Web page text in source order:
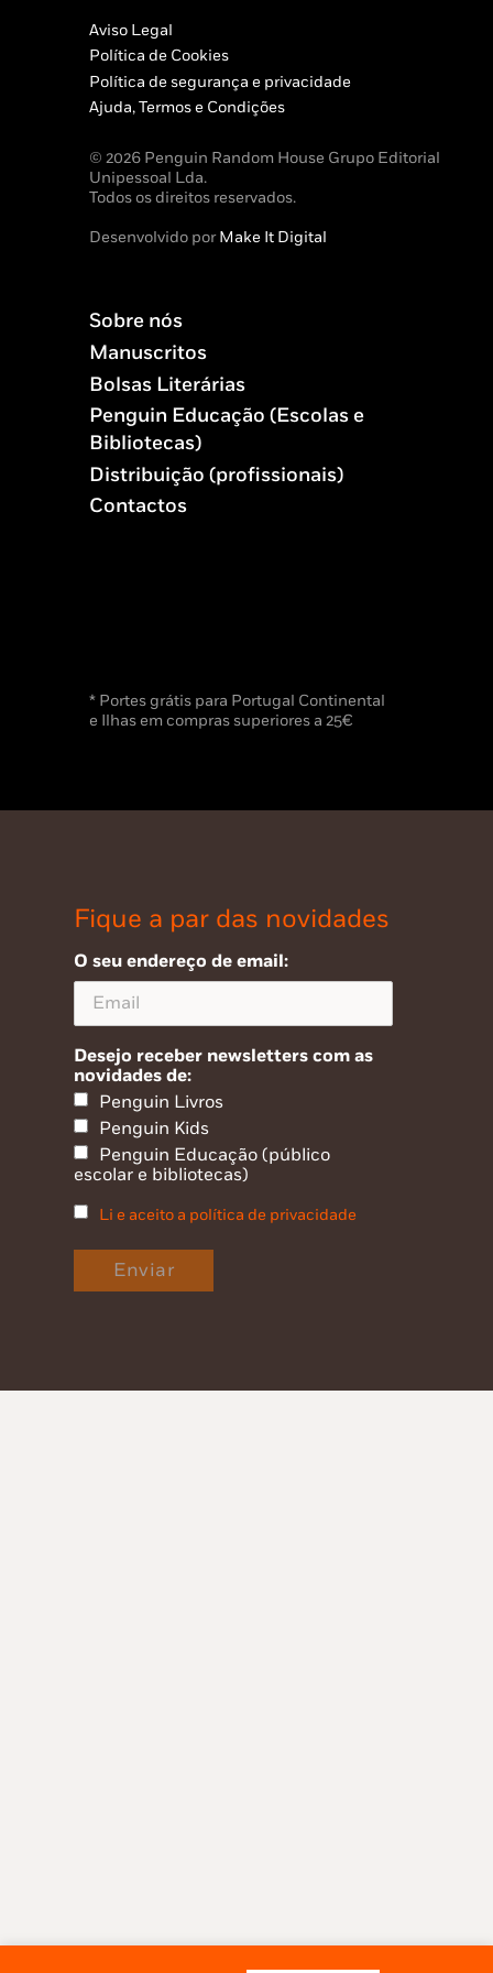
Aviso Legal
Política de Cookies
Política de segurança e privacidade
Ajuda, Termos e Condições
© 2026 Penguin Random House Grupo Editorial
Unipessoal Lda.
Todos os direitos reservados.
Desenvolvido porMake It Digital
Sobre nós
Manuscritos
Bolsas Literárias
Penguin Educação (Escolas e
Bibliotecas)
Distribuição (profissionais)
Contactos
* Portes grátis para Portugal Continental
e Ilhas em compras superiores a 25€
Fique a par das novidades
O seu endereço de email:
Desejo receber newsletters com as
novidades de:
Penguin Livros
Penguin Kids
Penguin Educação (público
escolar e bibliotecas)
Li e aceito a política de privacidade